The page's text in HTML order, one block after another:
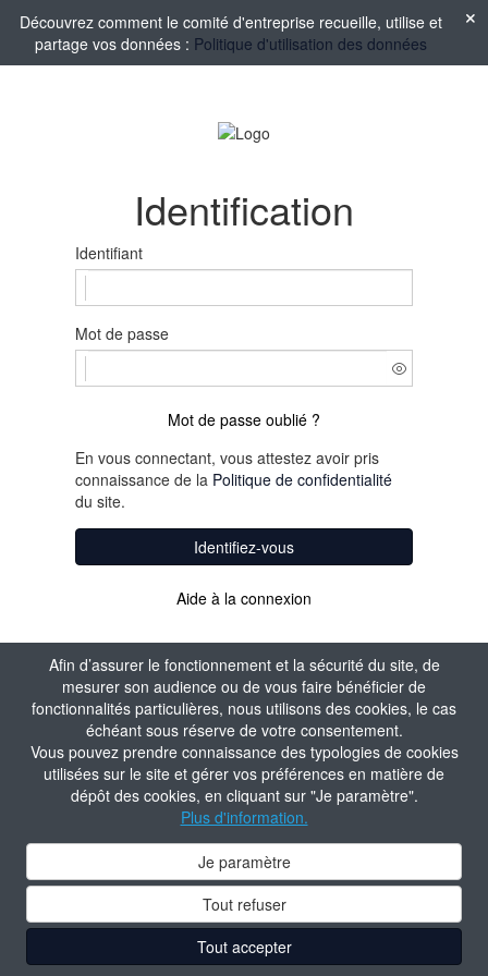
Afin d’assurer le fonctionnement et la sécurité du site, de
mesurer son audience ou de vous faire bénéficier de
fonctionnalités particulières, nous utilisons des cookies, le cas
échéant sous réserve de votre consentement.
Vous pouvez prendre connaissance des typologies de cookies
utilisées sur le site et gérer vos préférences en matière de
dépôt des cookies, en cliquant sur "Je paramètre".
Plus d'information.
Je paramètre
Tout refuser
Tout accepter
Découvrez comment le comité d'entreprise recueille, utilise et
partage vos données : Politique d'utilisation des données
Identification
Identifiant
Mot de passe
Mot de passe oublié ?
En vous connectant, vous attestez avoir pris
connaissance de la Politique de confidentialité
du site.
Identifiez-vous
Aide à la connexion